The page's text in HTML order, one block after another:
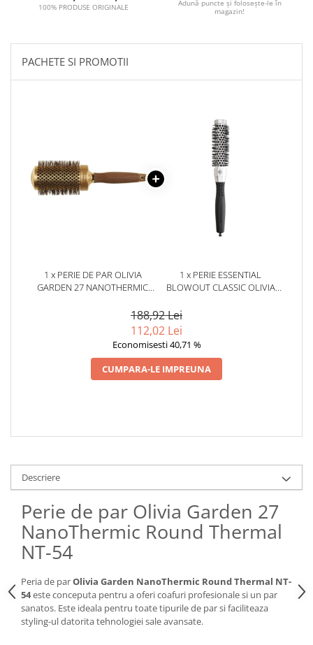
100% PRODUSE ORIGINALE
Adună puncte și folosește-le în
magazin!
PACHETE SI PROMOTII
1 x PERIE DE PAR OLIVIA
GARDEN 27 NANOTHERMIC
1 x PERIE ESSENTIAL
BLOWOUT CLASSIC OLIVIA
188,92 Lei
112,02 Lei
Economisesti 40,71 %
CUMPARA-LE IMPREUNA
Descriere
Perie de par Olivia Garden 27
NanoThermic Round Thermal
NT-54
Peria de parOlivia Garden NanoThermic Round Thermal NT-
54este conceputa pentru a oferi coafuri profesionale si un par
sanatos. Este ideala pentru toate tipurile de par si faciliteaza
styling-ul datorita tehnologiei sale avansate.